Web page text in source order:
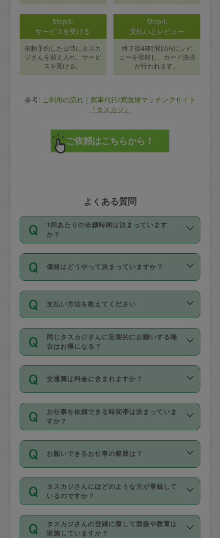
Step3:
サービスを受ける
依頼予約した日時にタスカ
ジさんを迎え入れ、サービ
スを受ける。
Step4:
支払いとレビュー
終了後48時間以内にレビ
ューを登録し、カード決済
が行われます。
参考: ご利用の流れ｜家事代行/家政婦マッチングサイト
『タスカジ』
よくある質問
1回あたりの依頼時間は決まっています
か？
依頼1回につき3時間固定です。3時間を
超えて依頼したい場合は、延長機能をご
利用ください。機能をご利用いただくに
の上事前申請することが必要です。な
お、3時間を下回っても、値引き等はござ
いません。
価格はどうやって決まっていますか？
11種類の価格帯の中からタスカジさん自
身が価格を選んで設定しています。
タスカジさんの価格設定には最初は制限
があり、レビュー件数、レビューの平均
値、などで除々に設定可能な最高額が上
がっていく仕組みになっています。
支払い方法を教えてください
お支払方法はクレジットカード（Visa／
Master／JCB／AMERICAN EXPRESS／
Diners Club）のみとなります。
を行う際にご入力ください。プロフィー
ル登録時にはご入力いただかなくても大
丈夫です。
デビットカード・プリペイドカード（Vプ
リカ、au WALLETなど）は支払にはご利
銀行振込や現金払いも対応していませ
なお、タスカジさんの交通費も、依頼料
金のご請求と合わせてお支払いとなりま
動計算で表示されます。
同じタスカジさんに定期的にお願いする場
合はお得になる？
依頼には「スポット」と「定期（毎週｜
隔週）」があり、「定期」の依頼は「ス
ポット」よりお得な料金でご利用できま
す。
定期の最低利用回数は設けていない代わ
りに、一定数を超えたキャンセルは有償
（例：毎週定期の場合は３回以上のキャ
ンセルが有償（1200円、隔週定期の場合
は２回以上のキャンセルが有償（1200
交通費は料金に含まれますか？
交通費は依頼料金とは別途発生し、依頼
料金のご請求と合わせてお支払いとなり
ます。交通費の金額は「依頼の詳細」に
お仕事を依頼できる時間帯は決まっていま
すか？
時間帯は3種類あります。いずれも１回あ
たり３時間です。
・ＡＭ ９時～１２時
・ＰＭ １３時～１６時
・夜 １８時～２１時
開始時間を２時間前後変更することが可
お願いできるお仕事の範囲は？
掃除、整理収納、洗濯、買い物、料理、
作り置きです。タスカジさんによってで
きる仕事の範囲が異なりますので、依頼
する前にタスカジさんのプロフィールで
確認してください。
タスカジさんにはどのような方が登録して
いるのですか？
主婦として長年の家事経験をお持ちの
方、栄養士・調理師といった資格者で保
タスカジさんの登録に際して面接や教育は
実施していますか？